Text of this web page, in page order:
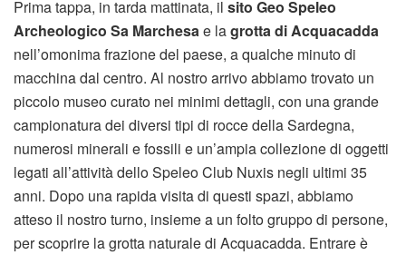
Prima tappa, in tarda mattinata, il sito Geo Speleo
Archeologico Sa Marchesae lagrotta di Acquacadda
nell’omonima frazione del paese, a qualche minuto di
macchina dal centro. Al nostro arrivo abbiamo trovato un
piccolo museo curato nei minimi dettagli, con una grande
campionatura dei diversi tipi di rocce della Sardegna,
numerosi minerali e fossili e un’ampia collezione di oggetti
legati all’attività dello Speleo Club Nuxis negli ultimi 35
anni. Dopo una rapida visita di questi spazi, abbiamo
atteso il nostro turno, insieme a un folto gruppo di persone,
per scoprire la grotta naturale di Acquacadda. Entrare è